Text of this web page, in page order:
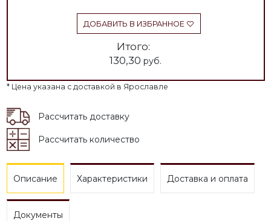
ДОБАВИТЬ В ИЗБРАННОЕ
Итого:
130,30 руб.
* Цена указана с доставкой в Ярославле
Рассчитать доставку
Рассчитать количество
Описание Характеристики Доставка и оплата
Документы